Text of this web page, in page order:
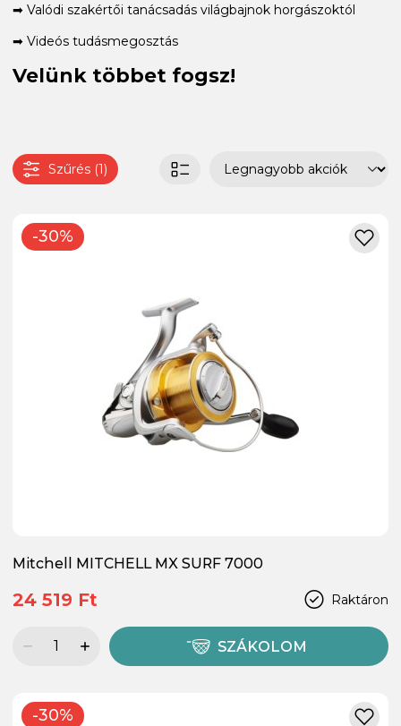
➡ Valódi szakértői tanácsadás világbajnok horgászoktól
➡ Videós tudásmegosztás
Velünk többet fogsz!
Szűrés (1)
-30%
Mitchell MITCHELL MX SURF 7000
Raktáron
24 519 Ft
SZÁKOLOM
-30%